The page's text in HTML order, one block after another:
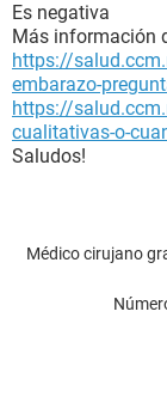
Es negativa
Más información
https://
embarazo-
https://
cualitativas-o-
Saludos!
Médico cirujano